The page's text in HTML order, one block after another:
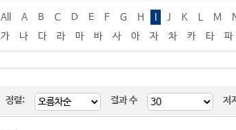
All A B C D E F G H J K M
가
나 다 라 마 바 사 아 자 차 카 타 파
정렬: 결과 수 저